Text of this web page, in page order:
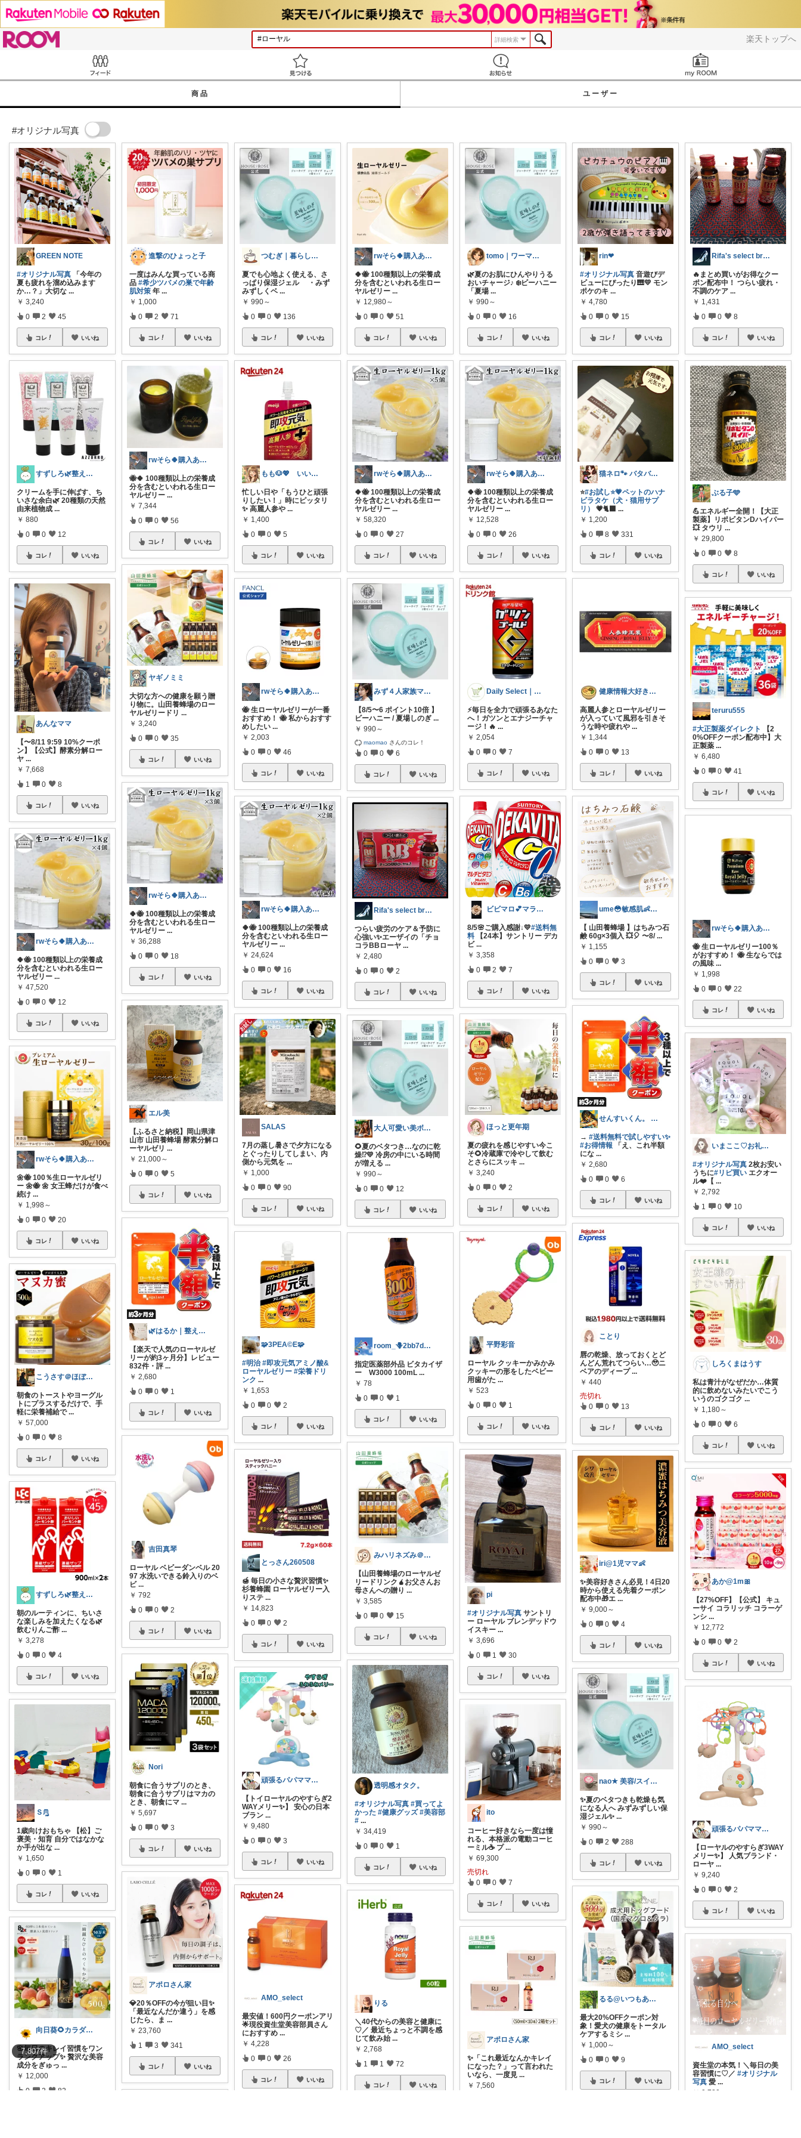
楽天トップへ
詳細検索
商品 ユーザー
#オリジナル写真
7,807件
GREEN NOTE
#オリジナル写真 「今年の
夏も疲れを溜め込みます
か…？」大切な ...
￥ 3,240
0 2 45
コレ いいね
すずしろ🌿整えながら、ゆるく暮らす
クリームを手に伸ばす、ち
いさな余白🌿 20種類の天然
由来植物成 ...
￥ 880
0 0 12
コレ いいね
あんなママ
【〜8/11 9:59 10%クーポ
ン】【公式】酵素分解ロー
ヤ ...
￥ 7,668
1 0 8
コレ いいね
rwそら🍀購入ありがとうございます🍀
🍀🐝 100種類以上の栄養成
分を含むといわれる生ロー
ヤルゼリー ...
￥ 47,520
0 0 12
コレ いいね
rwそら🍀購入ありがとうございます🍀
🌼🐝 100％生ローヤルゼリ
ー 🌼🐝 🌼 女王蜂だけが食べ
続け ...
￥ 1,998～
0 0 20
コレ いいね
こうさす＠ほぼ毎日更新
朝食のトーストやヨーグル
トにプラスするだけで、手
軽に栄養補給で ...
￥ 57,000
0 0 8
コレ いいね
すずしろ🌿整えながら、ゆるく暮らす
朝のルーティンに、ちいさ
な楽しみを加えたくなる🌿
飲むりんご酢 ...
￥ 3,278
0 0 4
コレ いいね
Ｓᙏ̤̫͚
1歳向けおもちゃ 【松】ご
褒美・知育 自分ではなかな
か手が出な ...
￥ 1,650
0 0 1
コレ いいね
向日葵🌻カラダ悦ぶroom
🌸毎日のキレイ習慣をワン
ランクアップ✨ 贅沢な美容
成分をぎゅっ ...
￥ 12,000
0 2 82
進撃のひょっと子
一度はみんな買っている商
品#希少ツバメの巣で年齢
肌対策 年 ...
￥ 1,000
0 2 71
コレ いいね
rwそら🍀購入ありがとうございます🍀
🐝🍀 100種類以上の栄養成
分を含むといわれる生ロー
ヤルゼリー ...
￥ 7,344
0 0 56
コレ いいね
ヤギノミミ
大切な方への健康を願う贈
り物に。山田養蜂場のロー
ヤルゼリードリ ...
￥ 3,240
0 0 35
コレ いいね
rwそら🍀購入ありがとうございます🍀
🍀🐝 100種類以上の栄養成
分を含むといわれる生ロー
ヤルゼリー ...
￥ 36,288
0 0 18
コレ いいね
エル美
【ふるさと納税】岡山県津
山市 山田養蜂場 酵素分解ロ
ーヤルゼリ ...
￥ 21,000～
0 0 5
コレ いいね
🌿はるか｜整える×健康習慣×予防
【楽天で人気のローヤルゼ
リーが約3ヶ月分】レビュー
832件・評 ...
￥ 2,680
0 0 1
コレ いいね
吉田真琴
ローヤル ベビーダンベル 20
97 水洗いできる鈴入りのベ
ビ ...
￥ 792
0 0 2
コレ いいね
Nori
朝食に合うサプリのとき、
朝食に合うサプリはマカの
とき、朝食にマ ...
￥ 5,697
0 0 3
コレ いいね
アポロさん家
💎20％OFFの今が狙い目✨
「最近なんだか違う」を感
じたら、ま ...
￥ 23,760
1 3 341
コレ いいね
つむぎ｜暮らしを少し豊かに
夏でも心地よく使える、さ
っぱり保湿ジェル ・みず
みずしくベ ...
￥ 990～
0 0 136
コレ いいね
もも🐶💖 いいね♡フォロー感謝です✨
忙しい日や「もうひと頑張
りしたい！」時にピッタリ
✨ 高麗人参や ...
￥ 1,400
0 0 5
コレ いいね
rwそら🍀購入ありがとうございます🍀
🐝 生ローヤルゼリーが一番
おすすめ！ 🐝 私からおすす
めしたい ...
￥ 2,003
0 0 46
コレ いいね
rwそら🍀購入ありがとうございます🍀
🍀🐝 100種類以上の栄養成
分を含むといわれる生ロー
ヤルゼリー ...
￥ 24,624
0 0 16
コレ いいね
SALAS
7月の蒸し暑さで夕方になる
とぐったりしてしまい、内
側から元気を ...
￥ 1,000
0 0 90
コレ いいね
🧩3PEA©️E🧩
#明治 #即攻元気アミノ酸&
ローヤルゼリー #栄養ドリ
ンク ...
￥ 1,653
0 0 2
コレ いいね
とっさん260508
🍯 毎日の小さな贅沢習慣✨
杉養蜂園 ローヤルゼリー入
りステ ...
￥ 14,823
0 0 2
コレ いいね
頑張るパパママ応援隊@育児・子供用品紹介
【トイローヤルのやすらぎ2
WAYメリー✨】 安心の日本
ブラン ...
￥ 9,480
0 0 3
コレ いいね
AMO_select
最安値！600円クーポンアリ
🌟現役資生堂美容部員さん
におすすめ ...
￥ 4,228
0 0 26
コレ いいね
rwそら🍀購入ありがとうございます🍀
🍀🐝 100種類以上の栄養成
分を含むといわれる生ロー
ヤルゼリー ...
￥ 12,980～
0 0 51
コレ いいね
rwそら🍀購入ありがとうございます🍀
🍀🐝 100種類以上の栄養成
分を含むといわれる生ロー
ヤルゼリー ...
￥ 58,320
0 0 27
コレ いいね
みず４人家族ママ★３０代子育て奮闘中🙆
【8/5〜6 ポイント10倍 】
ビーハニー / 夏場しのぎ...
￥ 990～
maomao さんのコレ！
0 0 6
コレ いいね
Rifa's select branch
つらい疲労のケア＆予防に
心強い✨エーザイの「チョ
コラBBローヤ ...
￥ 2,480
0 0 2
コレ いいね
大人可愛い美ボディ研究所Premium
🌻夏のベタつき…なのに乾
燥⁉️💛 冷房の中にいる時間
が増える ...
￥ 990～
0 0 12
コレ いいね
room_🪻2bb7d8bc05
指定医薬部外品 ビタカイザ
ー W3000 100mL ...
￥ 78
0 0 1
コレ いいね
みハリネズみ＠健康オタク
【山田養蜂場のローヤルゼ
リードリンク🧉お父さんお
母さんへの贈り ...
￥ 3,585
0 0 15
コレ いいね
透明感オタク。
#オリジナル写真 #買ってよ
かった #健康グッズ #美容部
# ...
￥ 34,419
0 0 1
コレ いいね
りる
＼40代からの美容と健康に
♡／ 最近ちょっと不調を感
じて飲み始 ...
￥ 2,768
1 1 72
コレ いいね
tomo｜ワーママの快適な暮らし🌿
🌿夏のお肌にひんやりうる
おいチャージ♪ ❄️ビーハニー
「夏場 ...
￥ 990～
0 0 16
コレ いいね
rwそら🍀購入ありがとうございます🍀
🍀🐝 100種類以上の栄養成
分を含むといわれる生ロー
ヤルゼリー ...
￥ 12,528
0 0 26
コレ いいね
Daily Select｜日用品・食品
⚡毎日を全力で頑張るあなた
へ！ガツンとエナジーチャ
ージ！🔥...
￥ 2,054
0 0 7
コレ いいね
ビビマロ💕マラソン不参加🙏
8/5🌸ご購入感謝↓💛#送料無
料 【24本】サントリー デカ
ビ ...
￥ 3,358
0 2 7
コレ いいね
ほっと更年期
夏の疲れを感じやすい今こ
そ🌻冷蔵庫で冷やして飲む
とさらにスッキ ...
￥ 3,240
0 0 2
コレ いいね
平野彩音
ローヤル クッキーかみかみ
クッキーの形をしたベビー
用歯がた ...
￥ 523
0 0 1
コレ いいね
pi
#オリジナル写真 サントリ
ー ローヤル ブレンデッドウ
イスキー ...
￥ 3,696
0 1 30
コレ いいね
ito
コーヒー好きなら一度は憧
れる、本格派の電動コーヒ
ーミル☕️ プ ...
￥ 69,300
売切れ
0 0 7
コレ いいね
アポロさん家
✨「これ最近なんかキレイ
になった？」って言われた
いなら、一度見 ...
￥ 7,560
rin❤︎
#オリジナル写真 音遊びデ
ビューにぴったり🎹💛 モン
ポケのキ ...
￥ 4,780
0 0 15
コレ いいね
猫ネロ🐾 バタバタで🙏中々来れないの
⭐#お試し⭐💗ペットのハナ
ビラタケ（犬・猫用サプ
リ）
💗🐈‍⬛ ...
￥ 1,200
0 8 331
コレ いいね
健康情報大好き🍵ねり梅
高麗人参とローヤルゼリー
が入っていて風邪を引きそ
うな時や疲れや ...
￥ 1,344
0 0 13
コレ いいね
ume😳敏感肌👶🧴👗
【 山田養蜂場 】はちみつ石
鹸 60g×3個入 💥🎈 〜8/ ...
￥ 1,155
0 0 3
コレ いいね
せんすいくん。 ＼情報の海へダイブ／
→#送料無料で試しやすい✨
#お得情報 「え、これ半額
にな ...
￥ 2,680
0 0 6
コレ いいね
ことり
唇の乾燥、放っておくとど
んどん荒れてつらい…🥹ニ
ベアのディープ ...
￥ 440
売切れ
0 0 13
コレ いいね
iri@1児ママ👶
✨美容好きさん必見！4日20
時から使える先着クーポン
配布中🎁エ ...
￥ 9,000～
0 0 4
コレ いいね
nao★ 美容/スイーツ/ギフト
✨夏のベタつきも乾燥も気
になる人へ みずみずしい保
湿ジェル✨...
￥ 990～
0 2 288
コレ いいね
るる@いつもありがとうございます
最大20%OFFクーポン対
象！愛犬の健康をトータル
ケアするミシ ...
￥ 1,000～
0 0 9
コレ いいね
Rifa's select branch
🔥まとめ買いがお得なクー
ポン配布中！ つらい疲れ・
不調のケア ...
￥ 1,431
0 0 8
コレ いいね
ぶる子🩵
💪エネルギー全開！【大正
製薬】リポビタンDハイパー
💥 タウリ ...
￥ 29,800
0 0 8
コレ いいね
teruru555
#大正製薬ダイレクト
【2
0%OFFクーポン配布中】大
正製薬...
￥ 6,480
0 0 41
コレ いいね
rwそら🍀購入ありがとうございます🍀
🐝 生ローヤルゼリー100％
がおすすめ！ 🐝 生ならでは
の風味 ...
￥ 1,998
0 0 22
コレ いいね
いまここ♡お礼はプロフ＆詳細投稿に🙏♡
#オリジナル写真 2枚お安い
うちに#リピ買い エクオー
ル❤️【 ...
￥ 2,792
1 0 10
コレ いいね
しろくまはうす
私は青汁がなぜだか…体質
的に飲めないみたいでこう
いうのゴクゴク ...
￥ 1,180～
0 0 6
コレ いいね
あか@1m🎀
【27%OFF】【公式】 キュ
ーサイ コラリッチ コラーゲ
ンシ ...
￥ 12,772
0 0 2
コレ いいね
頑張るパパママ応援隊@育児・子供用品紹介
【ローヤルのやすらぎ3WAY
メリー✨】 人気ブランド・
ローヤ ...
￥ 9,240
0 0 2
コレ いいね
AMO_select
資生堂の本気！＼毎日の美
容習慣に♡／#オリジナル
写真 愛 ...
￥ 9,720